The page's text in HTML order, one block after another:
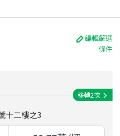
編輯篩選
條件
十二樓之3
移轉2次